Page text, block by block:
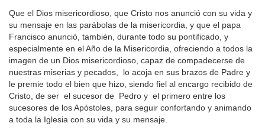
Que el Dios misericordioso, que Cristo nos anunció con su vida y
su mensaje en las parábolas de la misericordia, y que el papa
Francisco anunció, también, durante todo su pontificado, y
especialmente en el Año de la Misericordia, ofreciendo a todos la
imagen de un Dios misericordioso, capaz de compadecerse de
nuestras miserias y pecados, lo acoja en sus brazos de Padre y
le premie todo el bien que hizo, siendo fiel al encargo recibido de
Cristo, de ser el sucesor de Pedro y el primero entre los
sucesores de los Apóstoles, para seguir confortando y animando
a toda la Iglesia con su vida y su mensaje.